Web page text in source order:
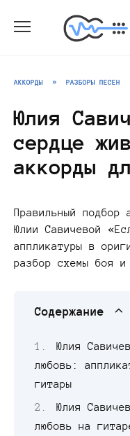
АККОРДЫ » РАЗБОРЫ ПЕСЕН
Юлия
сердце
аккорды
Правильный подбор
Юлии Савичевой
аппликатуры в
разбор схемы боя
Содержание
Юлия
любовь:
гитары
Юлия
любовь на